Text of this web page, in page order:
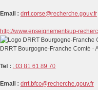
Email : drrt.corse@recherche.gouv.fr
http://www.enseignementsup-
DRRT Bourgogne-Franche Comté -
Tel : : 03 81 61 89 70
Email : drrt.bfco@recherche.gouv.fr